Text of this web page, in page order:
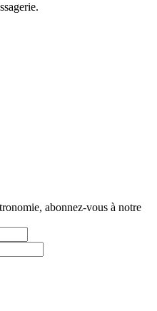
abonnez-vous à notre